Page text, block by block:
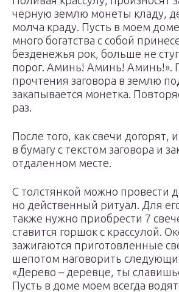
черную землю монеты кладу,
молча краду. Пусть в моем
много богатства с собой
безденежья рок, больше не
порог. Аминь! Аминь! Аминь!».
прочтения заговора в землю
закапывается монетка.
раз.
После того, как свечи догорят,
в бумагу с текстом заговора и
отдаленном месте.
С толстянкой можно провести
но действенный ритуал. Для
также нужно приобрести 7
ставится горшок с крассулой.
зажигаются приготовленные
шепотом наговорить
«Дерево – деревце, ты
Пусть в доме моем всегда